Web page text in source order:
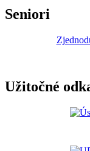
Seniori
Užitočné